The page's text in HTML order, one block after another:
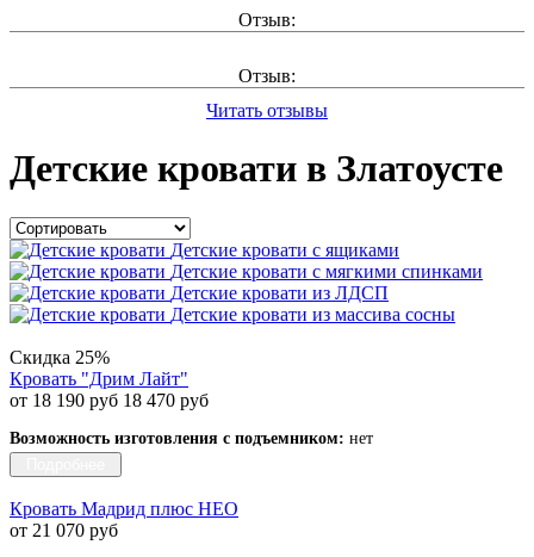
Отзыв:
Отзыв:
Читать отзывы
Детские кровати в Златоусте
Детские кровати с ящиками
Детские кровати с мягкими спинками
Детские кровати из ЛДСП
Детские кровати из массива сосны
Скидка 25%
Кровать "Дрим Лайт"
от 18 190 руб 18 470 руб
Возможность изготовления с подъемником: нет
Кровать Мадрид плюс НЕО
от 21 070 руб